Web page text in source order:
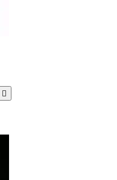
